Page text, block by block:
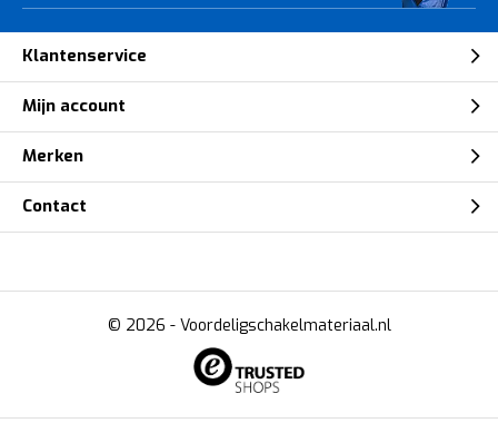
Klantenservice
Mijn account
Merken
Contact
© 2026 - Voordeligschakelmateriaal.nl